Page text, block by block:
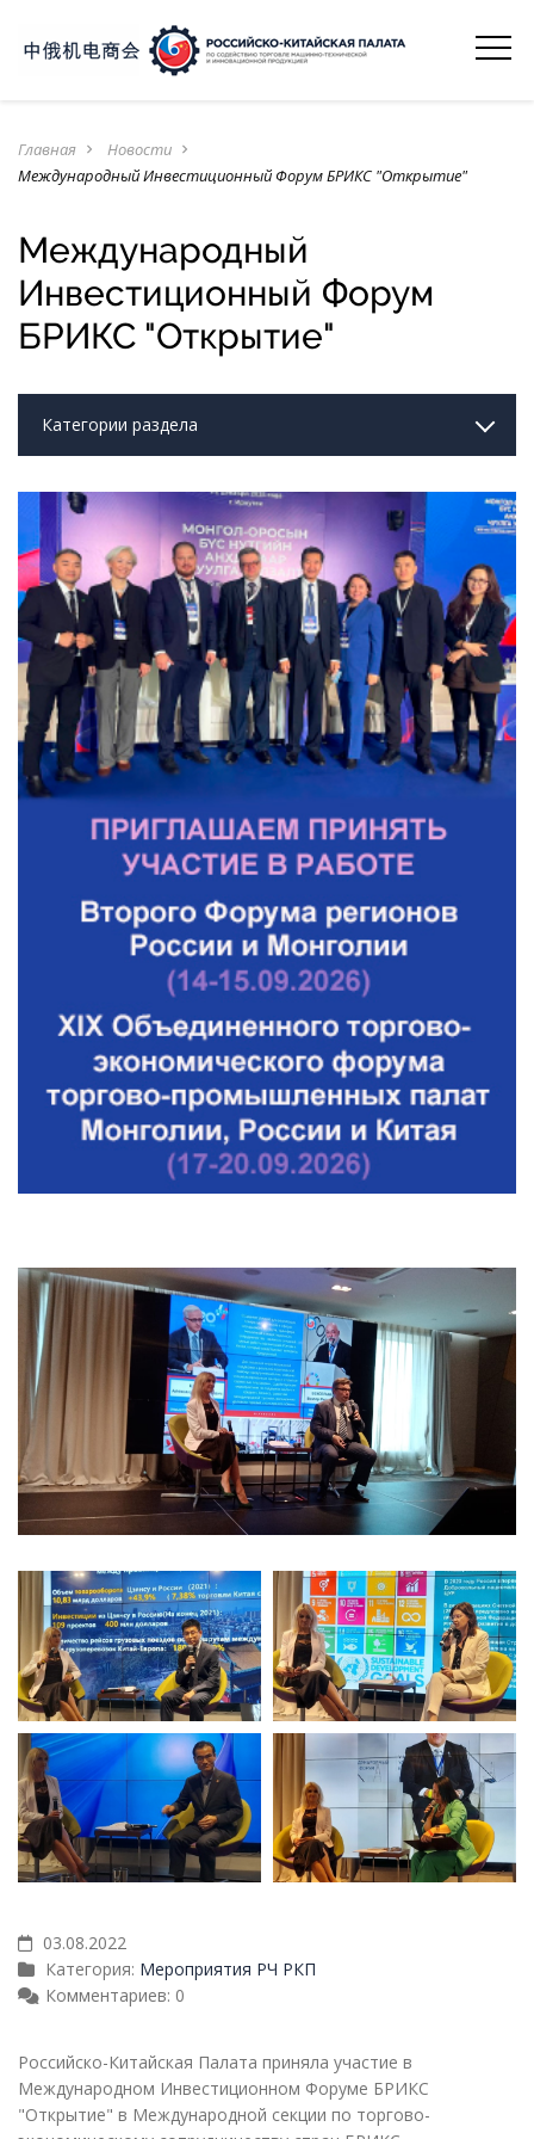
Главная navigate_next Новости navigate_next
Международный Инвестиционный Форум БРИКС "Открытие"
Международный
Инвестиционный Форум
БРИКС "Открытие"
Категории раздела
03.08.2022
Категория: Мероприятия РЧ РКП
Комментариев: 0
Российско-Китайская Палата приняла участие в
Международном Инвестиционном Форуме БРИКС
"Открытие" в Международной секции по торгово-